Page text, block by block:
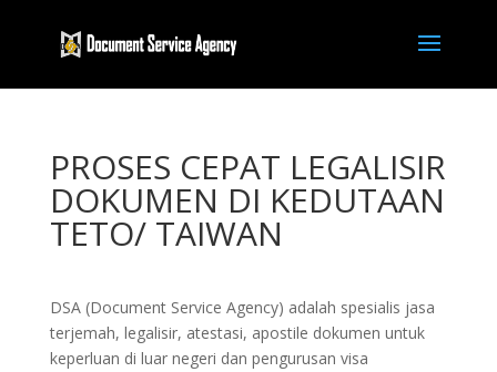
PROSES CEPAT LEGALISIR
DOKUMEN DI KEDUTAAN
TETO/ TAIWAN
DSA (Document Service Agency) adalah spesialis jasa
terjemah, legalisir, atestasi, apostile dokumen untuk
keperluan di luar negeri dan pengurusan visa